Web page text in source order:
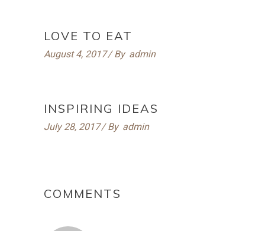
LOVE TO EAT
August 4, 2017 By admin
INSPIRING IDEAS
July 28, 2017 By admin
COMMENTS